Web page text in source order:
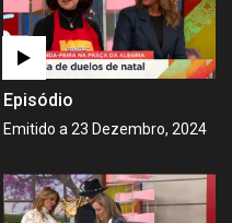
Episódio
Emitido a 23 Dezembro, 2024